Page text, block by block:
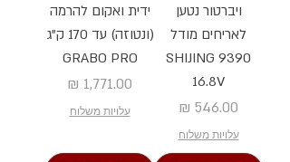
ויברטור נטען
לאריחים מודל
SHIJING 9390
16.8V
מחיר
עלויות משלוח
ידית ואקום להרמה
(ונטוזה) עד 170 ק"ג
GRABO PRO
מחיר
עלויות משלוח